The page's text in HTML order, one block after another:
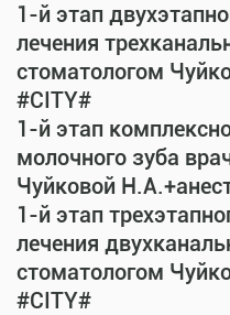
1-й этап
лечения
стоматологом
#CITY#
1-й этап
молочного зуба
Чуйковой
1-й этап
лечения
стоматологом
#CITY#